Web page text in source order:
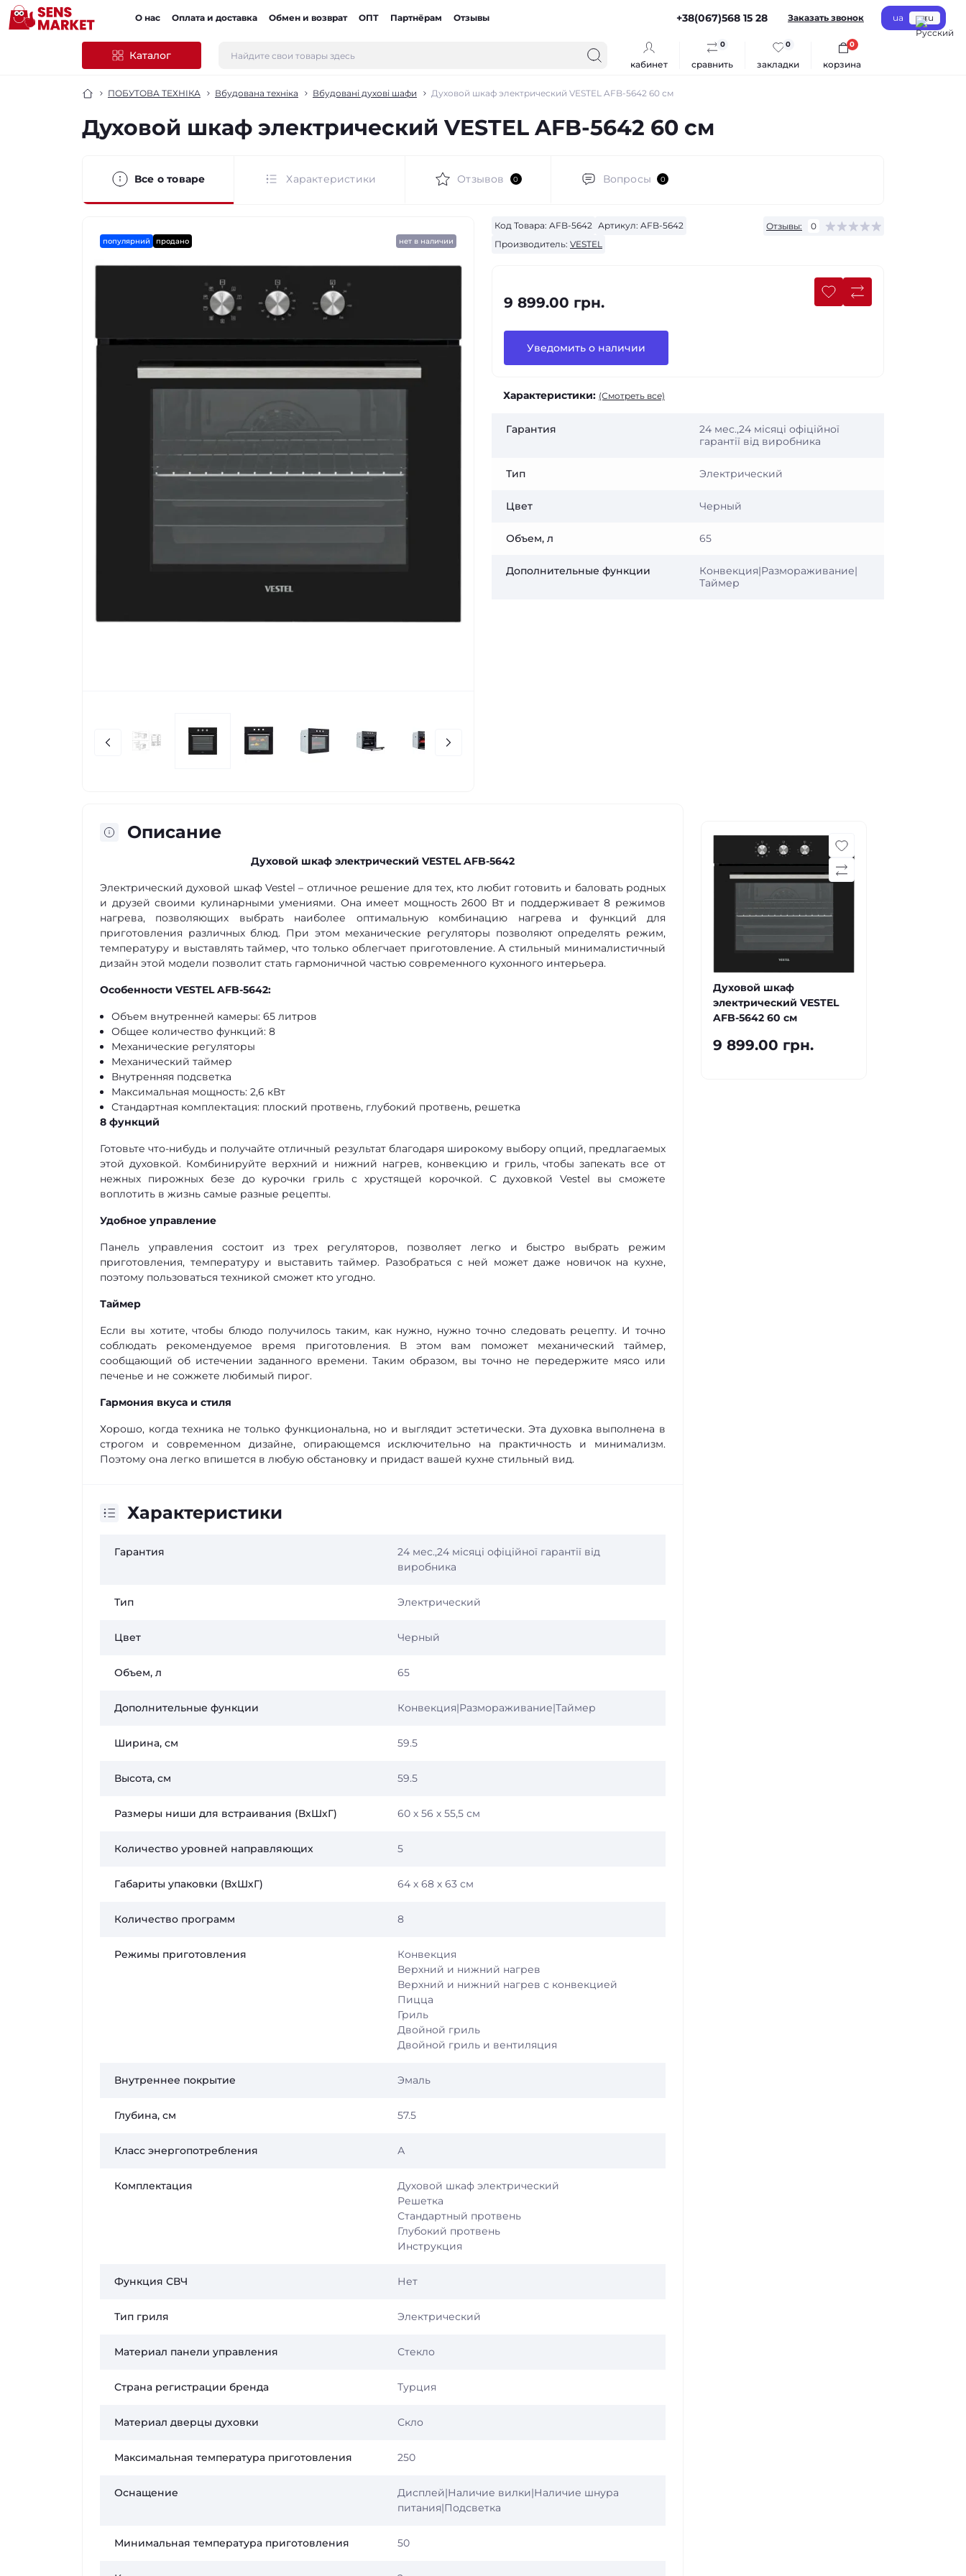
О нас Оплата и доставка Обмен и возврат ОПТ Партнёрам Отзывы +38(067)568 15 28 Заказать звонок ua ru
Каталог
кабинет сравнить
0
закладки
0
корзина
0
ПОБУТОВА ТЕХНІКА Вбудована техніка Вбудовані духові шафи Духовой шкаф электрический VESTEL AFB-5642 60 см
Духовой шкаф электрический VESTEL AFB-5642 60 см
Все о товаре Характеристики Отзывов 0 Вопросы 0
популярний продано нет в наличии
Код Товара: AFB-5642 Артикул: AFB-5642
Производитель: VESTEL
Отзывы: 0
9 899.00 грн.
Уведомить о наличии
Характеристики: (Смотреть все)
Гарантия
24 мес.,24 місяці офіційної
гарантії від виробника
Тип Электрический
Цвет Черный
Объем, л 65
Дополнительные функции
Конвекция|Размораживание|
Таймер
Описание
Духовой шкаф электрический VESTEL AFB-5642
Электрический духовой шкаф Vestel – отличное решение для тех, кто любит готовить и баловать родных
и друзей своими кулинарными умениями. Она имеет мощность 2600 Вт и поддерживает 8 режимов
нагрева, позволяющих выбрать наиболее оптимальную комбинацию нагрева и функций для
приготовления различных блюд. При этом механические регуляторы позволяют определять режим,
температуру и выставлять таймер, что только облегчает приготовление. А стильный минималистичный
дизайн этой модели позволит стать гармоничной частью современного кухонного интерьера.
Особенности VESTEL AFB-5642:
Объем внутренней камеры: 65 литров
Общее количество функций: 8
Механические регуляторы
Механический таймер
Внутренняя подсветка
Максимальная мощность: 2,6 кВт
Стандартная комплектация: плоский протвень, глубокий протвень, решетка
8 функций
Готовьте что-нибудь и получайте отличный результат благодаря широкому выбору опций, предлагаемых
этой духовкой. Комбинируйте верхний и нижний нагрев, конвекцию и гриль, чтобы запекать все от
нежных пирожных безе до курочки гриль с хрустящей корочкой. С духовкой Vestel вы сможете
воплотить в жизнь самые разные рецепты.
Удобное управление
Панель управления состоит из трех регуляторов, позволяет легко и быстро выбрать режим
приготовления, температуру и выставить таймер. Разобраться с ней может даже новичок на кухне,
поэтому пользоваться техникой сможет кто угодно.
Таймер
Если вы хотите, чтобы блюдо получилось таким, как нужно, нужно точно следовать рецепту. И точно
соблюдать рекомендуемое время приготовления. В этом вам поможет механический таймер,
сообщающий об истечении заданного времени. Таким образом, вы точно не передержите мясо или
печенье и не сожжете любимый пирог.
Гармония вкуса и стиля
Хорошо, когда техника не только функциональна, но и выглядит эстетически. Эта духовка выполнена в
строгом и современном дизайне, опирающемся исключительно на практичность и минимализм.
Поэтому она легко впишется в любую обстановку и придаст вашей кухне стильный вид.
Характеристики
Гарантия
24 мес.,24 місяці офіційної гарантії від
виробника
Тип Электрический
Цвет Черный
Объем, л 65
Дополнительные функции Конвекция|Размораживание|Таймер
Ширина, см 59.5
Высота, см 59.5
Размеры ниши для встраивания (ВхШхГ) 60 х 56 х 55,5 см
Количество уровней направляющих 5
Габариты упаковки (ВхШхГ) 64 х 68 х 63 см
Количество программ 8
Режимы приготовления
Конвекция
Верхний и нижний нагрев
Верхний и нижний нагрев с конвекцией
Пицца
Гриль
Двойной гриль
Двойной гриль и вентиляция
Внутреннее покрытие Эмаль
Глубина, см 57.5
Класс энергопотребления А
Комплектация
Духовой шкаф электрический
Решетка
Стандартный протвень
Глубокий протвень
Инструкция
Функция СВЧ Нет
Тип гриля Электрический
Материал панели управления Стекло
Страна регистрации бренда Турция
Материал дверцы духовки Скло
Максимальная температура приготовления 250
Оснащение
Дисплей|Наличие вилки|Наличие шнура
питания|Подсветка
Минимальная температура приготовления 50
Духовой шкаф
электрический VESTEL
AFB-5642 60 см
9 899.00 грн.